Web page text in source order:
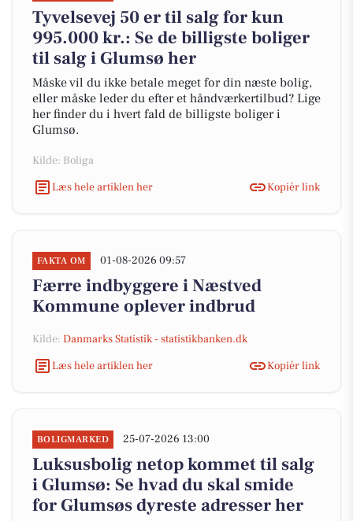
Tyvelsevej 50 er til salg for kun
995.000 kr.: Se de billigste boliger
til salg i Glumsø her
Måske vil du ikke betale meget for din næste bolig,
eller måske leder du efter et håndværkertilbud? Lige
her finder du i hvert fald de billigste boliger i
Glumsø.
Kilde: Boliga
Læs hele artiklen her
Kopiér link
FAKTA OM 01-08-2026 09:57
Færre indbyggere i Næstved
Kommune oplever indbrud
Kilde: Danmarks Statistik - statistikbanken.dk
Læs hele artiklen her
Kopiér link
BOLIGMARKED 25-07-2026 13:00
Luksusbolig netop kommet til salg
i Glumsø: Se hvad du skal smide
for Glumsøs dyreste adresser her